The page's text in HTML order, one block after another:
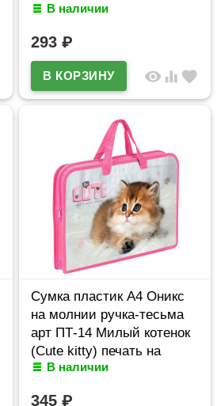
расширением арт.8057537
В наличии
293₽
visibility equalizer favorite
Сумка пластик А4 Оникс
на молнии ручка-тесьма
арт ПТ-14 Милый котенок
(Cute kitty) печать на
пластике
В наличии
345₽